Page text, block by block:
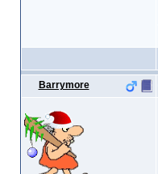
Barrymore